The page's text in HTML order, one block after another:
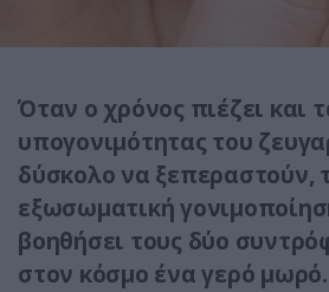
Όταν ο χρόνος πιέζει και
υπογονιμότητας του
δύσκολο να ξεπεραστούν,
εξωσωματική
βοηθήσει τους δύο
στον κόσμο ένα γερό μωρό.